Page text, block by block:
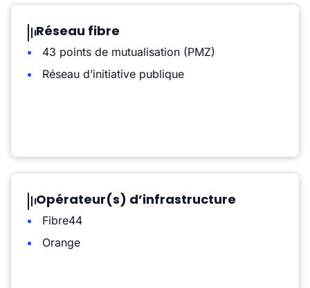
Réseau fibre
43 points de mutualisation (PMZ)
Réseau d’initiative publique
Opérateur(s) d’infrastructure
Fibre44
Orange